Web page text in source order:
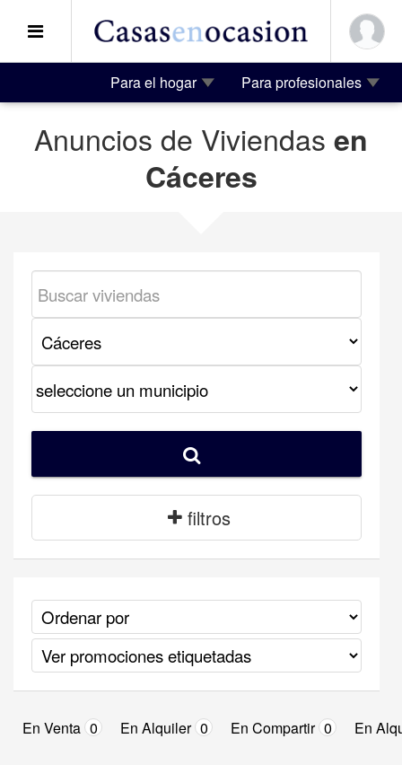
Para el hogar Para profesionales
Anuncios de Viviendas en
Cáceres
filtros
En Venta 0 En Alquiler 0 En Compartir 0 En